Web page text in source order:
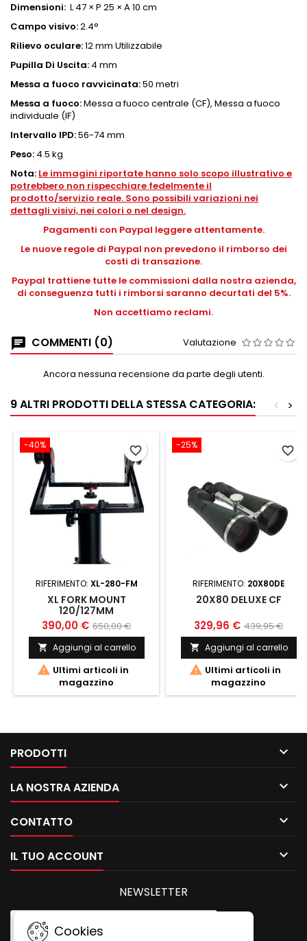
Dimensioni: L 47 × P 25 × A 10 cm
Campo visivo:2.4°
Rilievo oculare:12 mm Utilizzabile
Pupilla Di Uscita: 4 mm
Messa a fuoco ravvicinata:50 metri
Messa a fuoco:Messa a fuoco centrale (CF), Messa a fuoco
individuale (IF)
Intervallo IPD:56-74 mm
Peso: 4.5 kg
Nota: Le immagini riportate hanno solo scopo illustrativo e
potrebbero non rispecchiare fedelmente il
prodotto/servizio reale. Sono possibili variazioni nei
dettagli visivi, nei colori o nel design.
Pagamenti con Paypal leggere attentamente.
Le nuove regole di Paypal non prevedono il rimborso dei
costi di transazione.
Paypal trattiene tutte le commissioni dalla nostra azienda,
di conseguenza tutti i rimborsi saranno decurtati del 5%.
Non accettiamo reclami.
COMMENTI (0) Valutazione
Ancora nessuna recensione da parte degli utenti.
9 ALTRI PRODOTTI DELLA STESSA CATEGORIA: >
<
-40%
RIFERIMENTO: XL-280-FM
XL FORK MOUNT
120/127MM
390,00 € 650,00 €
 Aggiungi al carrello
 Ultimi articoli in
magazzino
favorite_border -25%
RIFERIMENTO: 20X80DE
20X80 DELUXE CF
329,96 € 439,95 €
 Aggiungi al carrello
 Ultimi articoli in
magazzino
favorite_border
PRODOTTI 
LA NOSTRA AZIENDA 
CONTATTO 
Cookies
IL TUO ACCOUNT 
NEWSLETTER